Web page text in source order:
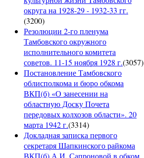
округа на 1928-29 - 1932-33 гг.
(3200)
Резолюции 2-го пленума
Тамбовского окружного
исполнительного комитета
советов. 11-15 ноября 1928 г.(3057)
Постановление Тамбовского
облисполкома и бюро обкома
ВКП(б) «О занесении на
областную Доску Почета
передовых колхозов области». 20
марта 1942 г.(3314)
Докладная записка первого
секретаря Шапкинского райкома